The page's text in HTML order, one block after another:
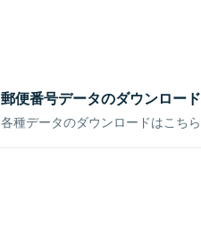
郵便番号データのダウンロード
各種データのダウンロードはこち